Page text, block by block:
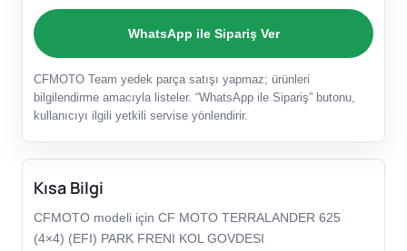
WhatsApp ile Sipariş Ver
CFMOTO Team yedek parça satışı yapmaz; ürünleri
bilgilendirme amacıyla listeler. “WhatsApp ile Sipariş” butonu,
kullanıcıyı ilgili yetkili servise yönlendirir.
Kısa Bilgi
CFMOTO modeli için CF MOTO TERRALANDER 625
(4×4) (EFI) PARK FRENI KOL GOVDESI